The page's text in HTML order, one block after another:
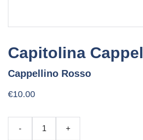
Capitolina
Cappellino Rosso
€10.00
- +